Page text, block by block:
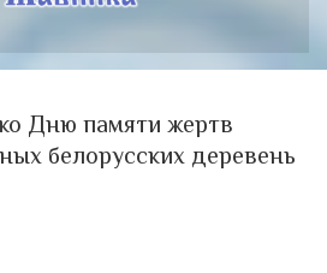
Дню памяти жертв
белорусских деревень